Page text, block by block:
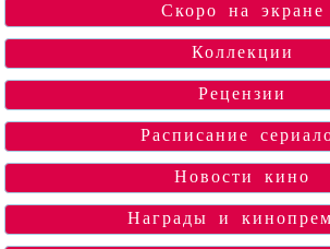
Скоро на экране
Коллекции
Рецензии
Расписание
Новости кино
Награды и